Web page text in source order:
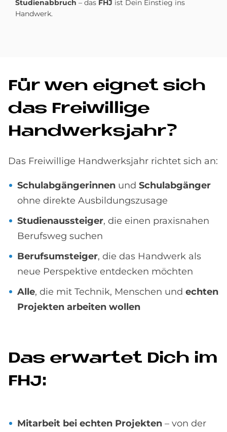
Studienabbruch – das FHJ ist Dein Einstieg ins
Handwerk.
Für wen eig­net sich
das Frei­wil­li­ge
Hand­werks­jahr?
Das Freiwillige Handwerksjahr richtet sich an:
Schulabgängerinnen und Schulabgänger
ohne direkte Ausbildungszusage
Studienaussteiger, die einen praxisnahen
Berufsweg suchen
Berufsumsteiger, die das Handwerk als
neue Perspektive entdecken möchten
Alle, die mit Technik, Menschen und echten
Projekten arbeiten wollen
Das er­war­tet Dich im
FHJ:
Mitarbeit bei echten Projekten – von der